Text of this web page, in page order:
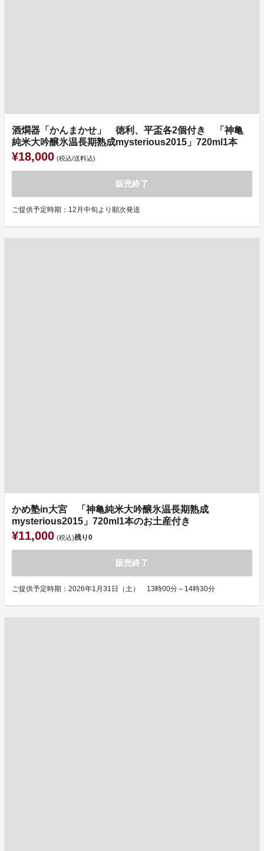
酒燗器「かんまかせ」 徳利、平盃各2個付き 「神亀
純米大吟醸氷温長期熟成mysterious2015」720ml1本
¥18,000 (税込/送料込)
販売終了
ご提供予定時期：12月中旬より順次発送
かめ塾in大宮 「神亀純米大吟醸氷温長期熟成
mysterious2015」720ml1本のお土産付き
¥11,000 (税込)残り0
販売終了
ご提供予定時期：2026年1月31日（土） 13時00分～14時30分